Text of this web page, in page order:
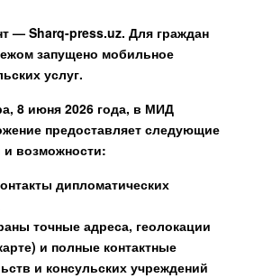
— Sharq-press.uz. Для граждан
запущено мобильное
услуг.
8 июня 2026 года, в МИД
предоставляет следующие
возможности:
дипломатических
точные адреса, геолокации
и полные контактные
и консульских учреждений